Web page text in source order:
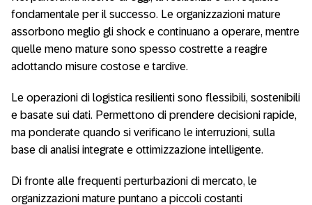
fondamentale per il successo. Le organizzazioni mature
assorbono meglio gli shock e continuano a operare, mentre
quelle meno mature sono spesso costrette a reagire
adottando misure costose e tardive.
Le operazioni di logistica resilienti sono flessibili, sostenibili
e basate sui dati. Permettono di prendere decisioni rapide,
ma ponderate quando si verificano le interruzioni, sulla
base di analisi integrate e ottimizzazione intelligente.
Di fronte alle frequenti perturbazioni di mercato, le
organizzazioni mature puntano a piccoli costanti